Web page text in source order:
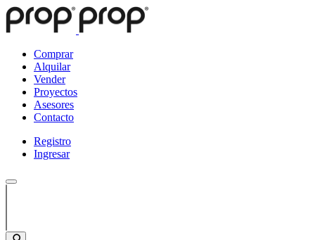
Comprar
Alquilar
Vender
Proyectos
Asesores
Contacto
Registro
Ingresar